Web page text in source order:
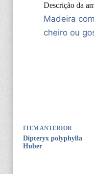
Descrição da
Madeira
cheiro ou
ITEM ANTERIOR
Dipteryx polyphylla
Huber